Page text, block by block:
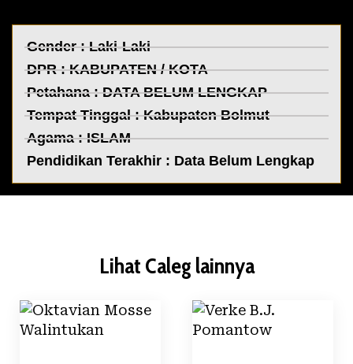
Gender : Laki-Laki
DPR :KABUPATEN / KOTA
Petahana : DATA BELUM LENGKAP
Tempat Tinggal :Kabupaten Bolmut
Agama : ISLAM
Pendidikan Terakhir : Data Belum Lengkap
Lihat Caleg lainnya